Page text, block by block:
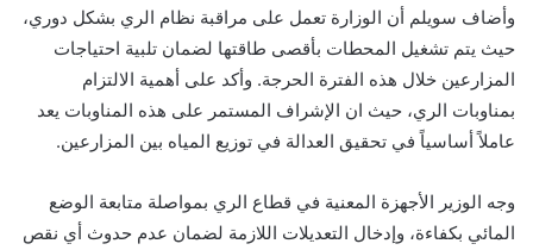
وأضاف سويلم أن الوزارة تعمل على مراقبة نظام الري بشكل دوري،
حيث يتم تشغيل المحطات بأقصى طاقتها لضمان تلبية احتياجات
المزارعين خلال هذه الفترة الحرجة. وأكد على أهمية الالتزام
بمناوبات الري، حيث ان الإشراف المستمر على هذه المناوبات يعد
عاملاً أساسياً في تحقيق العدالة في توزيع المياه بين المزارعين.
وجه الوزير الأجهزة المعنية في قطاع الري بمواصلة متابعة الوضع
المائي بكفاءة، وإدخال التعديلات اللازمة لضمان عدم حدوث أي نقص